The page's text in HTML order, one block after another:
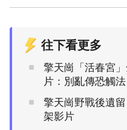
往下看更多
擎天崗「活春宮
片：別亂傳恐觸法
擎天崗野戰後遺
架影片